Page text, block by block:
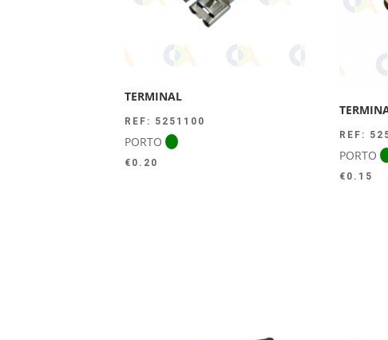
TERMINAL
REF: 5251100
PORTO
€ 0.20
REF:
PORTO
€ 0.15